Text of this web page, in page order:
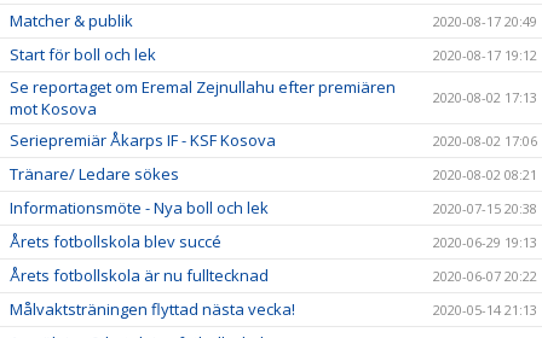
Matcher & publik 2020-08-17 20:49
Start för boll och lek 2020-08-17 19:12
Se reportaget om Eremal Zejnullahu efter premiären
mot Kosova
2020-08-02 17:13
Seriepremiär Åkarps IF - KSF Kosova 2020-08-02 17:06
Tränare/ Ledare sökes 2020-08-02 08:21
Informationsmöte - Nya boll och lek 2020-07-15 20:38
Årets fotbollskola blev succé 2020-06-29 19:13
Årets fotbollskola är nu fulltecknad 2020-06-07 20:22
Målvaktsträningen flyttad nästa vecka! 2020-05-14 21:13